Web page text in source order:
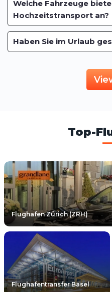
Welche Fahrzeuge
Hochzeitstransport an?
Haben Sie im Urlaub
Top-
Flughafen Zürich (ZRH)
Flughafentransfer Basel